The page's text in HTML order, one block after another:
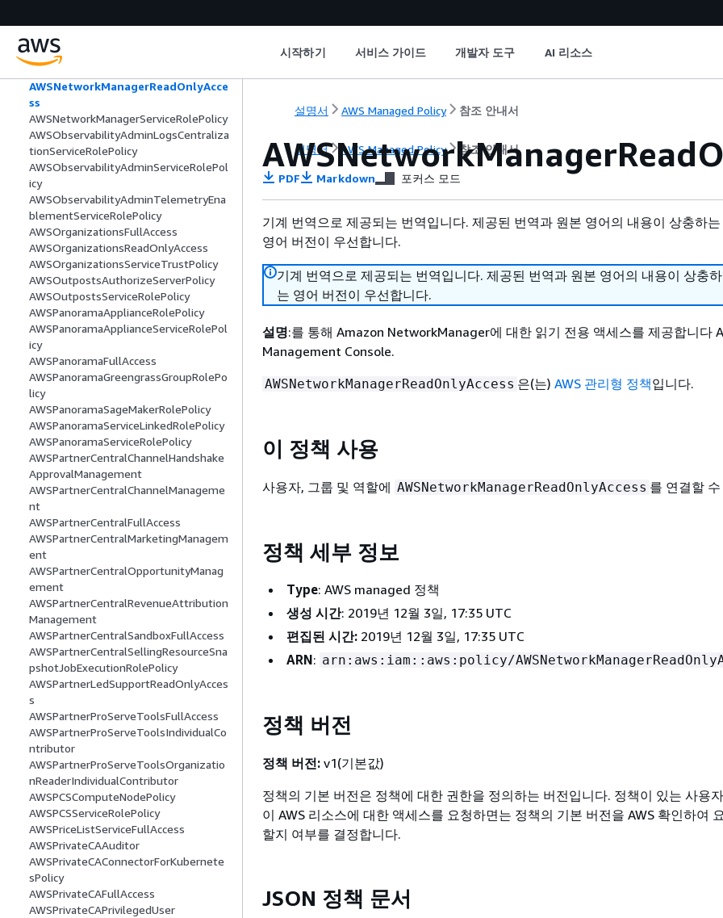
시작하기 서비스 가이드 개발자 도구 AI 리소스
AWSNetworkManagerCloudWANService
RolePolicy
AWSNetworkManagerFullAccess
AWSNetworkManagerReadOnlyAcce
ss
AWSNetworkManagerServiceRolePolicy
AWSObservabilityAdminLogsCentraliza
tionServiceRolePolicy
AWSObservabilityAdminServiceRolePol
icy
AWSObservabilityAdminTelemetryEna
blementServiceRolePolicy
AWSOrganizationsFullAccess
AWSOrganizationsReadOnlyAccess
AWSOrganizationsServiceTrustPolicy
AWSOutpostsAuthorizeServerPolicy
AWSOutpostsServiceRolePolicy
AWSPanoramaApplianceRolePolicy
AWSPanoramaApplianceServiceRolePol
icy
AWSPanoramaFullAccess
AWSPanoramaGreengrassGroupRolePo
licy
AWSPanoramaSageMakerRolePolicy
AWSPanoramaServiceLinkedRolePolicy
AWSPanoramaServiceRolePolicy
AWSPartnerCentralChannelHandshake
ApprovalManagement
AWSPartnerCentralChannelManageme
nt
AWSPartnerCentralFullAccess
AWSPartnerCentralMarketingManagem
ent
AWSPartnerCentralOpportunityManag
ement
AWSPartnerCentralRevenueAttribution
Management
AWSPartnerCentralSandboxFullAccess
AWSPartnerCentralSellingResourceSna
pshotJobExecutionRolePolicy
AWSPartnerLedSupportReadOnlyAcces
s
AWSPartnerProServeToolsFullAccess
AWSPartnerProServeToolsIndividualCo
ntributor
AWSPartnerProServeToolsOrganizatio
nReaderIndividualContributor
AWSPCSComputeNodePolicy
AWSPCSServiceRolePolicy
AWSPriceListServiceFullAccess
AWSPrivateCAAuditor
AWSPrivateCAConnectorForKubernete
sPolicy
AWSPrivateCAFullAccess
AWSPrivateCAPrivilegedUser
설명서 AWS Managed Policy 참조 안내서
설명서 AWS Managed Policy 참조 안내서
PDF Markdown 포커스 모드
기계 번역으로 제공되는 번역입니다. 제공된 번역과 원본 영어의 내용이 상충하
영어 버전이 우선합니다.
기계 번역으로 제공되는 번역입니다. 제공된 번역과 원본 영어의 내용이 상충
는 영어 버전이 우선합니다.
설명:를 통해 Amazon NetworkManager에 대한 읽기 전용 액세스를 제공합니다
Management Console.
AWSNetworkManagerReadOnlyAccess 은(는) AWS 관리형 정책입니다.
이 정책 사용
사용자, 그룹 및 역할에 AWSNetworkManagerReadOnlyAccess 를 연결할
정책 세부 정보
Type: AWS managed 정책
생성 시간: 2019년 12월 3일, 17:35 UTC
편집된 시간: 2019년 12월 3일, 17:35 UTC
ARN: arn:aws:iam::aws:policy/
정책 버전
정책 버전: v1(기본값)
정책의 기본 버전은 정책에 대한 권한을 정의하는 버전입니다. 정책이 있는 사용
이 AWS 리소스에 대한 액세스를 요청하면는 정책의 기본 버전을 AWS 확인하여
할지 여부를 결정합니다.
JSON 정책 문서